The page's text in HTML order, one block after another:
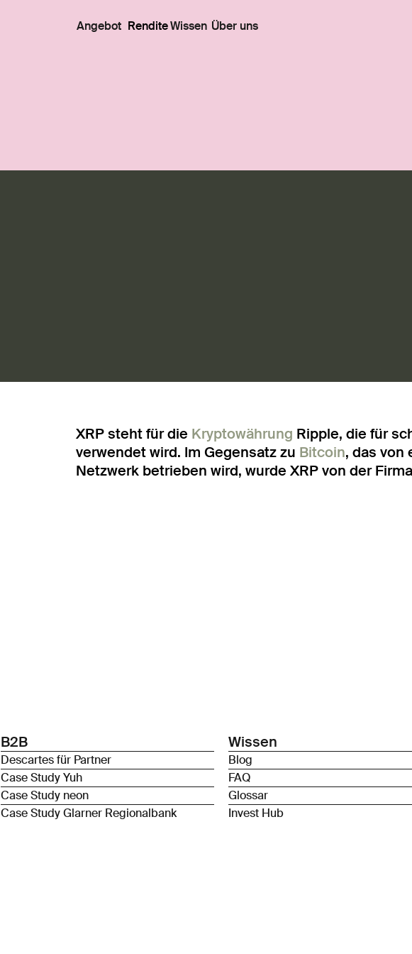
Angebot RenditeWissen Über uns
XRP steht für die Kryptowährung Ripple, die für
verwendet wird. Im Gegensatz zu Bitcoin, das von
Netzwerk betrieben wird, wurde XRP von der
B2B
Descartes für Partner
Case Study Yuh
Case Study neon
Case Study Glarner Regionalbank
Wissen
Blog
FAQ
Glossar
Invest Hub